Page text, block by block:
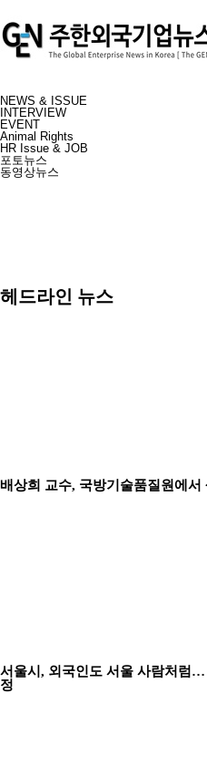
NEWS & ISSUE
INTERVIEW
EVENT
Animal Rights
HR Issue & JOB
포토뉴스
동영상뉴스
헤드라인 뉴스
배상희 교수, 국방기술품질원에
서울시, 외국인도 서울 사람처럼…
정